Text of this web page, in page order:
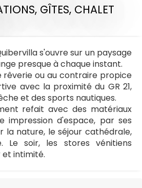
GÎTES, CHALET
s'ouvre sur un paysage
presque à chaque instant.
rêverie ou au contraire propice
avec la proximité du GR 21,
et des sports nautiques.
refait avec des matériaux
impression d'espace, par ses
la nature, le séjour cathédrale,
Le soir, les stores vénitiens
intimité.